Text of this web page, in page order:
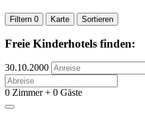
Filtern 0 Karte Sortieren
Freie Kinderhotels finden:
30.10.2000
0 Zimmer + 0 Gäste